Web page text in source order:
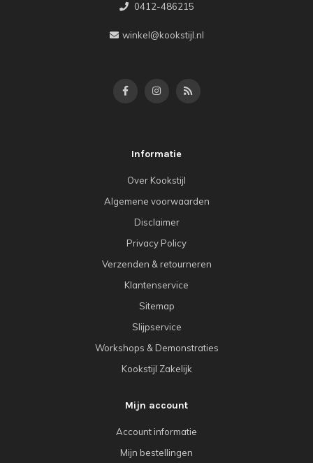
0412-486215
winkel@kookstijl.nl
Informatie
Over Kookstijl
Algemene voorwaarden
Disclaimer
Privacy Policy
Verzenden & retourneren
Klantenservice
Sitemap
Slijpservice
Workshops & Demonstraties
Kookstijl Zakelijk
Mijn account
Account informatie
Mijn bestellingen